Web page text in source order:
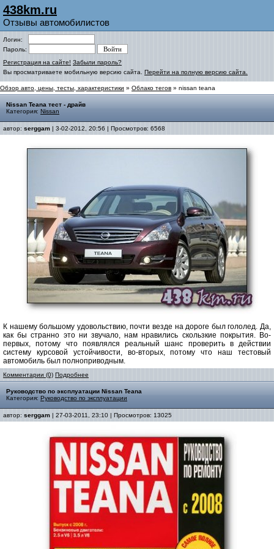
438km.ru
Отзывы автомобилистов
Логин:
Пароль:
Регистрация на сайте! Забыли пароль?
Вы просматриваете мобильную версию сайта. Перейти на полную версию сайта.
Обзор авто, цены, тесты, характеристики » Облако тегов » nissan teana
Nissan Teana тест - драйв
Категория: Nissan
автор: serggam | 3-02-2012, 20:56 | Просмотров: 6568
К нашему большому удовольствию, почти везде на дороге был гололед. Да,
как бы странно это ни звучало, нам нравились скользкие покрытия. Во-
первых, потому что появлялся реальный шанс проверить в действии
систему курсовой устойчивости, во-вторых, потому что наш тестовый
автомобиль был полноприводным.
Комментарии (0) Подробнее
Руководство по эксплуатации Nissan Teana
Категория: Руководство по эксплуатации
автор: serggam | 27-03-2011, 23:10 | Просмотров: 13025